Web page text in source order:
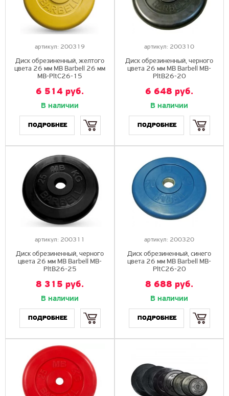
артикул: 200319
Диск обрезиненный, желтого
цвета 26 мм MB Barbell 26 мм
MB-PltC26-15
6 514 руб.
В наличии
ПОДРОБНЕЕ
артикул: 200310
Диск обрезиненный, черного
цвета 26 мм MB Barbell MB-
PltB26-20
6 648 руб.
В наличии
ПОДРОБНЕЕ
артикул: 200311
Диск обрезиненный, черного
цвета 26 мм MB Barbell MB-
PltB26-25
8 315 руб.
В наличии
ПОДРОБНЕЕ
артикул: 200320
Диск обрезиненный, синего
цвета 26 мм MB Barbell MB-
PltC26-20
8 688 руб.
В наличии
ПОДРОБНЕЕ